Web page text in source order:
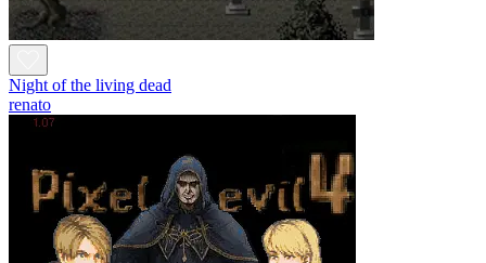
Night of the living dead
renato